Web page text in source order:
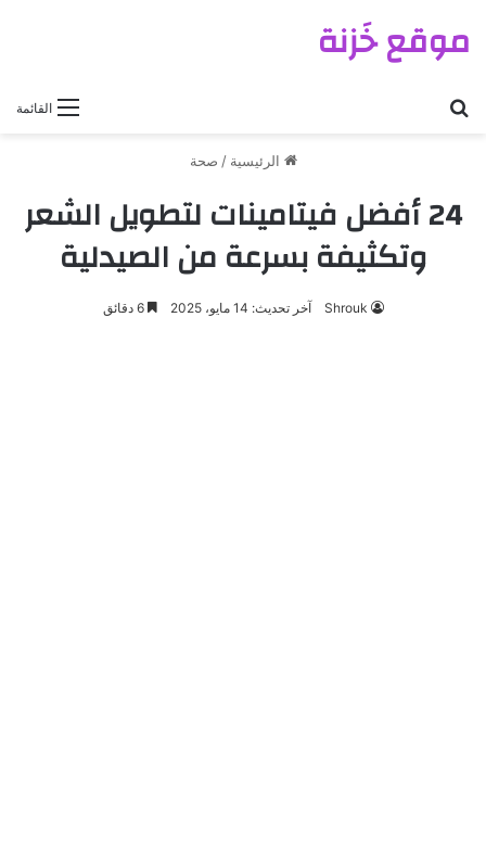
القائمة
موقع خَزنة
الرئيسية / صحة
24 أفضل فيتامينات لتطويل الشعر
وتكثيفة بسرعة من الصيدلية
Shrouk آخر تحديث: 14 مايو، 2025 6 دقائق